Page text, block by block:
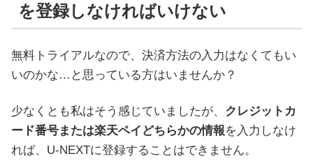
を登録しなければいけない
無料トライアルなので、決済方法の入力はなくてもい
いのかな…と思っている方はいませんか？
少なくとも私はそう感じていましたが、 クレジットカ
ード番号または楽天ペイどちらかの情報を入力しなけ
れば、U-NEXTに登録することはできません。